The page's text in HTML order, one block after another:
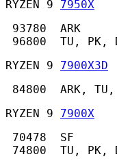
RYZEN 9 7950X
93780  ARK
96800  TU, PK,
RYZEN 9 7900X3D
84800  ARK,
RYZEN 9 7900X
70478  SF
74800  TU, PK,